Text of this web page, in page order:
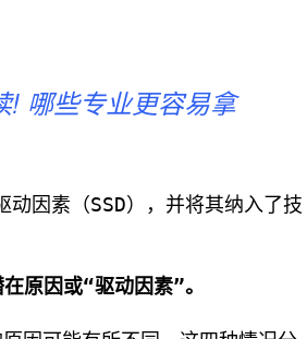
! 哪些专业更容易拿
素（SSD），并将其纳入了技
原因或“驱动因素”。